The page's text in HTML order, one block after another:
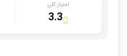
امتیاز کلی
3.3